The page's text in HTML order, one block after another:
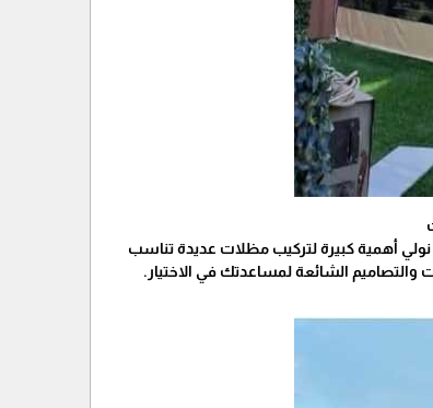
نولي أهمية كبيرة لتركيب مظلات عديدة تناسب
الشائعة لمساعدتك في الاختيار.